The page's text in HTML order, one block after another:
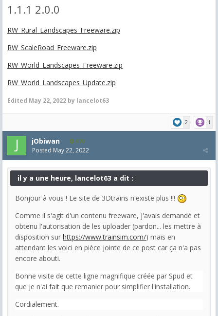
1.1.1 2.0.0
RW_Rural_Landscapes_Freeware.zip
RW_ScaleRoad_Freeware.zip
RW_World_Landscapes_Freeware.zip
RW_World_Landscapes_Update.zip
Edited May 22, 2022 by lancelot63
2 1
jObiwan 870
Posted May 22, 2022
il y a une heure, lancelot63 a dit :
Bonjour à vous ! Le site de 3Dtrains n'existe plus !!!
Comme il s'agit d'un contenu freeware, j'avais demandé et
obtenu l'autorisation de les uploader (pardon... les mettre à
disposition sur https://www.trainsim.com/) mais en
attendant les voici en pièce jointe de ce post car ça n'a pas
encore abouti.
Bonne visite de cette ligne magnifique créée par Spud et
que je n'ai fait que remanier pour simplifier l'installation.
Cordialement.